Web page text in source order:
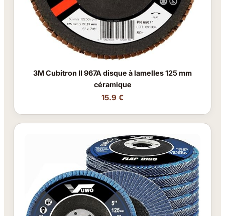
3M Cubitron II 967A disque à lamelles 125 mm
céramique
15.9 €